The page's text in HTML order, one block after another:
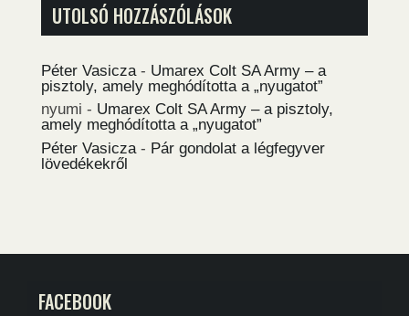
UTOLSÓ HOZZÁSZÓLÁSOK
Péter Vasicza - Umarex Colt SA Army – a
pisztoly, amely meghódította a „nyugatot”
nyumi - Umarex Colt SA Army – a pisztoly,
amely meghódította a „nyugatot”
Péter Vasicza - Pár gondolat a légfegyver
lövedékekről
FACEBOOK